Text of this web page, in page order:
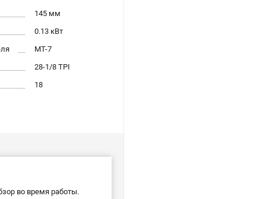
145 мм
0.13 кВт
MТ-7
28-1/8 TPI
18
во время работы.